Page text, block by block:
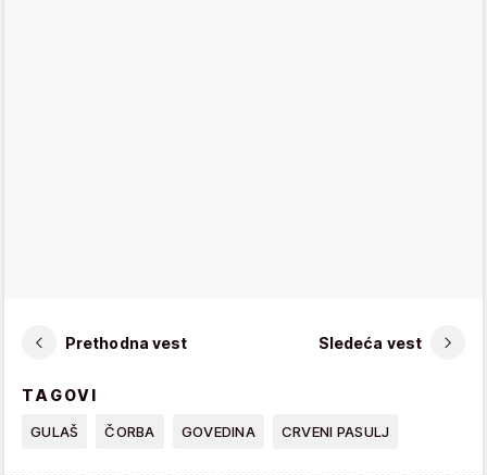
Prethodna vest Sledeća vest
TAGOVI
GULAŠ ČORBA GOVEDINA CRVENI PASULJ